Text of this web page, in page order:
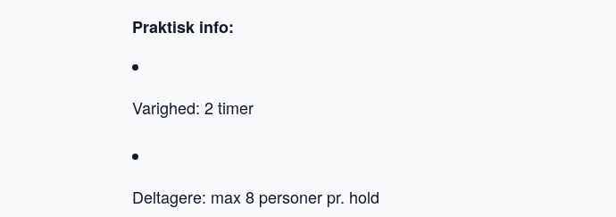
Praktisk info:
Varighed: 2 timer
Deltagere: max 8 personer pr. hold